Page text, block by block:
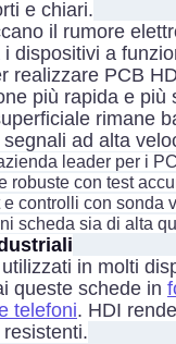
e chiari.
il rumore
dispositivi a
realizzare PCB
più rapida e più
rimane
ad alta
leader per i
robuste con test
e controlli con sonda
scheda sia di alta
in molti
queste schede in
telefoni. HDI